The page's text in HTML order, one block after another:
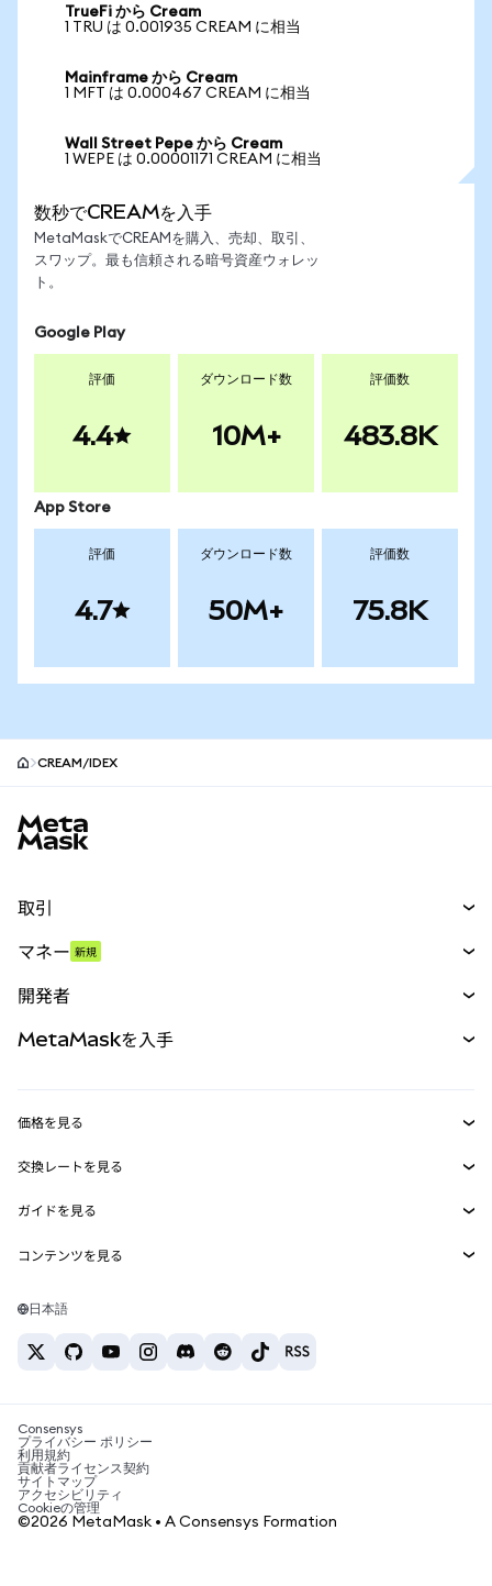
TrueFi から Cream
1 TRU は 0.001935 CREAM に相当
Mainframe から Cream
1 MFT は 0.000467 CREAM に相当
Wall Street Pepe から Cream
1 WEPE は 0.00001171 CREAM に相当
数秒でCREAMを入手
MetaMaskでCREAMを購入、売却、取引、
スワップ。最も信頼される暗号資産ウォレッ
ト。
Google Play
評価
4.4
ダウンロード数
10M+
評価数
483.8K
App Store
評価
4.7
ダウンロード数
50M+
評価数
75.8K
CREAM/IDEX
取引
パーペチュアル
RWA
マネー 新規
開発者
MetaMask Connect
Snaps
Web3サービス
MetaMaskを入手
セキュリティ
サポート
キャリア
お問い合わせ
価格を見る
イーサリアムの価格
Solanaの価格
Tetherの価格
交換レートを見る
ETH→USD
USDT→INR
BTC→INR
ETH→USDT
ガイドを見る
ETHの購入
USDTの購入
SHIBの購入
BNBの購入
コンテンツを見る
Solanaウォレット
税制関連ニュース
暗号資産の購入方法は？
ビットコインを売るには？
日本語
Consensys
プライバシー ポリシー
利用規約
貢献者ライセンス契約
サイトマップ
アクセシビリティ
Cookieの管理
©2026 MetaMask • A Consensys Formation